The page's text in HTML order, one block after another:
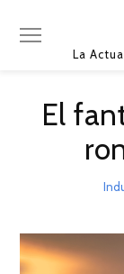
La
El